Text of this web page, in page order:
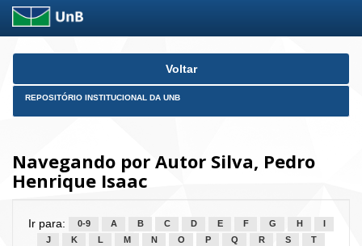
Skip
Voltar
REPOSITÓRIO INSTITUCIONAL DA UNB
Navegando por Autor Silva, Pedro
Henrique Isaac
Ir para: 0-9 A B C D E F G H
J
K L M N O P Q R S
T